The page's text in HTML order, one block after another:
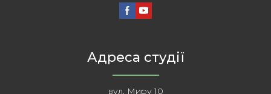
Адреса студії
вул. Миру 10